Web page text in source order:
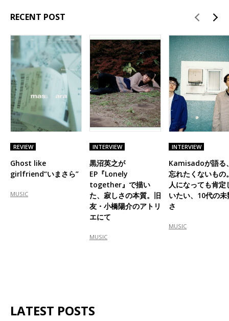
RECENT POST
REVIEW
Ghost like
girlfriend“いまさら”
MUSIC
INTERVIEW
黒沼英之が
EP『Lonely
together』で描い
た、寂しさの本質。旧
友・小橋陽介のアトリ
エにて
MUSIC
INTERVIEW
Kamisadoが語る
忘れたくないもの
人になっても肯定
いたい、10代の未
さ
MUSIC
LATEST POSTS